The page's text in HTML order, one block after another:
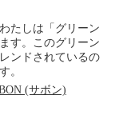
たしは「グリーン
す。このグリーン
ンドされているの
。
(サボン)